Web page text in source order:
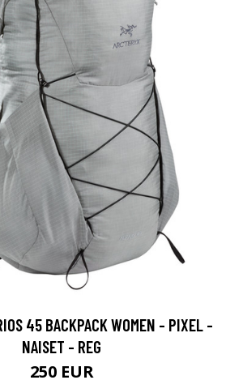
45 BACKPACK WOMEN - PIXEL -
NAISET - REG
250 EUR